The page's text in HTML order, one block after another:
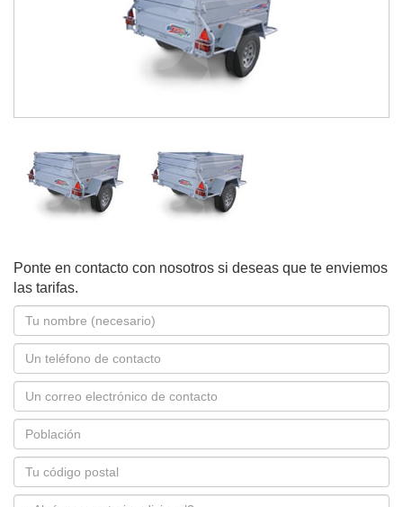
Ponte en contacto con nosotros si deseas que te enviemos
las tarifas.
Nombre
*
Teléfono
Correo
electrónico
Población
Código
postal
Mensaje